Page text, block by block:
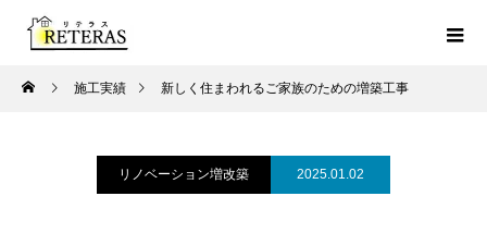
施工実績 新しく住まわれるご家族のための増築工事
リノベーション増改築 2025.01.02